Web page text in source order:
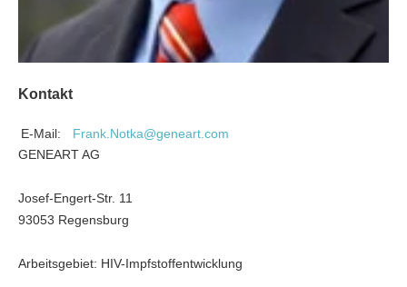
Kontakt
E-Mail:
Frank.Notka@geneart.com
GENEART AG
Josef-Engert-Str. 11
93053 Regensburg
Arbeitsgebiet: HIV-Impfstoffentwicklung